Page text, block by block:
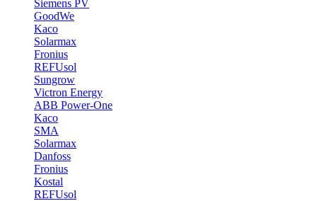
Siemens PV
GoodWe
Kaco
Solarmax
Fronius
REFUsol
Sungrow
Victron Energy
ABB Power-One
Kaco
SMA
Solarmax
Danfoss
Fronius
Kostal
REFUsol